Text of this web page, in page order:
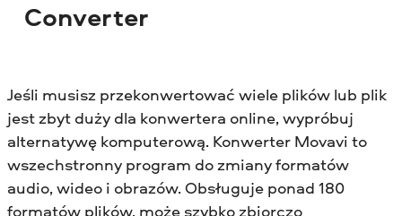
Converter
Jeśli musisz przekonwertować wiele plików lub plik
jest zbyt duży dla konwertera online, wypróbuj
alternatywę komputerową. Konwerter Movavi to
wszechstronny program do zmiany formatów
audio, wideo i obrazów. Obsługuje ponad 180
formatów plików, może szybko zbiorczo